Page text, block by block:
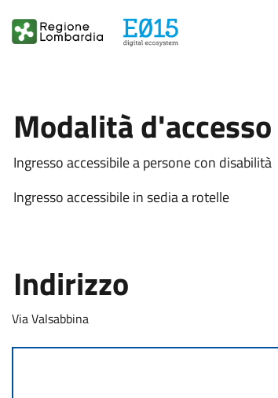
Modalità d'accesso
Ingresso accessibile a persone con disabilità
Ingresso accessibile in sedia a rotelle
Indirizzo
Via Valsabbina